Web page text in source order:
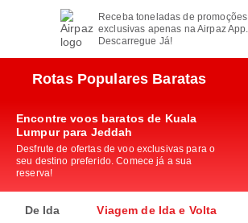
Receba toneladas de promoções
exclusivas apenas na Airpaz App.
Descarregue Já!
Rotas Populares Baratas
Encontre voos baratos de Kuala
Lumpur para Jeddah
Desfrute de ofertas de voo exclusivas para o
seu destino preferido. Comece já a sua
reserva!
De Ida Viagem de Ida e Volta